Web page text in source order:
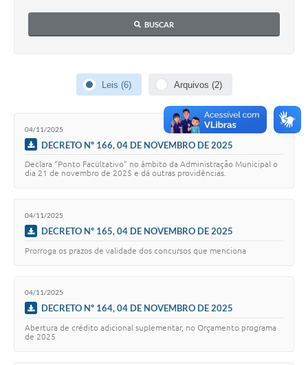
Links
Serviços Online
Diário Oficial
BUSCAR
Leis (6) Arquivos (2)
04/11/2025
DECRETO Nº 166, 04 DE NOVEMBRO DE 2025
Declara “Ponto Facultativo” no âmbito da Administração Municipal o
dia 21 de novembro de 2025 e dá outras providências.
04/11/2025
DECRETO Nº 165, 04 DE NOVEMBRO DE 2025
Prorroga os prazos de validade dos concursos que menciona
04/11/2025
DECRETO Nº 164, 04 DE NOVEMBRO DE 2025
Abertura de crédito adicional suplementar, no Orçamento programa
de 2025